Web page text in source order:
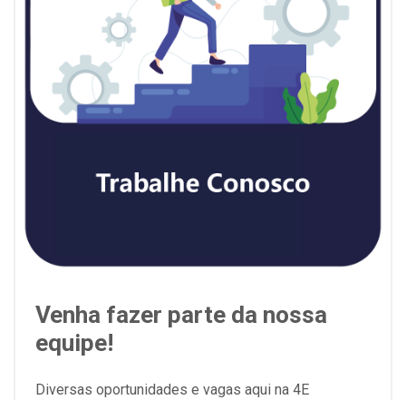
Venha fazer parte da nossa
equipe!
Diversas oportunidades e vagas aqui na 4E